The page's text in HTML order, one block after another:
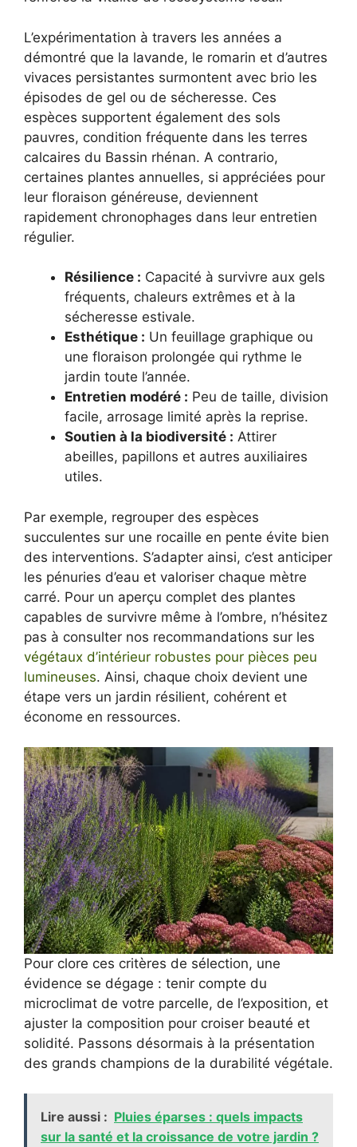
L’expérimentation à travers les années a
démontré que la lavande, le romarin et d’autres
vivaces persistantes surmontent avec brio les
épisodes de gel ou de sécheresse. Ces
espèces supportent également des sols
pauvres, condition fréquente dans les terres
calcaires du Bassin rhénan. A contrario,
certaines plantes annuelles, si appréciées pour
leur floraison généreuse, deviennent
rapidement chronophages dans leur entretien
régulier.
Résilience : Capacité à survivre aux gels
fréquents, chaleurs extrêmes et à la
sécheresse estivale.
Esthétique : Un feuillage graphique ou
une floraison prolongée qui rythme le
jardin toute l’année.
Entretien modéré : Peu de taille, division
facile, arrosage limité après la reprise.
Soutien à la biodiversité : Attirer
abeilles, papillons et autres auxiliaires
utiles.
Par exemple, regrouper des espèces
succulentes sur une rocaille en pente évite bien
des interventions. S’adapter ainsi, c’est anticiper
les pénuries d’eau et valoriser chaque mètre
carré. Pour un aperçu complet des plantes
capables de survivre même à l’ombre, n’hésitez
pas à consulter nos recommandations sur les
végétaux d’intérieur robustes pour pièces peu
lumineuses. Ainsi, chaque choix devient une
étape vers un jardin résilient, cohérent et
économe en ressources.
Pour clore ces critères de sélection, une
évidence se dégage : tenir compte du
microclimat de votre parcelle, de l’exposition, et
ajuster la composition pour croiser beauté et
solidité. Passons désormais à la présentation
des grands champions de la durabilité végétale.
Lire aussi : Pluies éparses : quels impacts
sur la santé et la croissance de votre jardin ?